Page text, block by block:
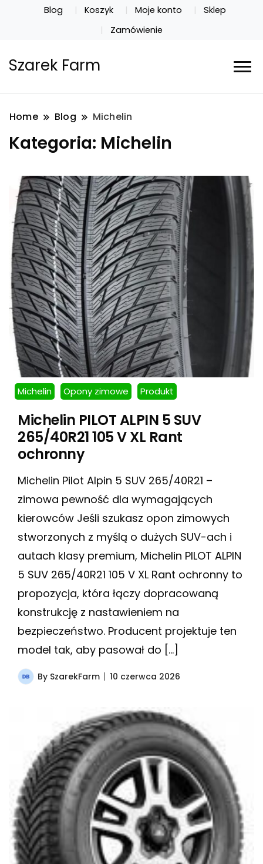
Blog Koszyk Moje konto
Sklep
Zamówienie
Szarek Farm
Home Blog Michelin
Kategoria: Michelin
Michelin Opony zimowe Produkt
Michelin PILOT ALPIN 5 SUV
265/40R21 105 V XL Rant
ochronny
Michelin Pilot Alpin 5 SUV 265/40R21 –
zimowa pewność dla wymagających
kierowców Jeśli szukasz opon zimowych
stworzonych z myślą o dużych SUV-ach i
autach klasy premium, Michelin PILOT ALPIN
5 SUV 265/40R21 105 V XL Rant ochronny to
propozycja, która łączy dopracowaną
konstrukcję z nastawieniem na
bezpieczeństwo. Producent projektuje ten
model tak, aby pasował do […]
By SzarekFarm 10 czerwca 2026